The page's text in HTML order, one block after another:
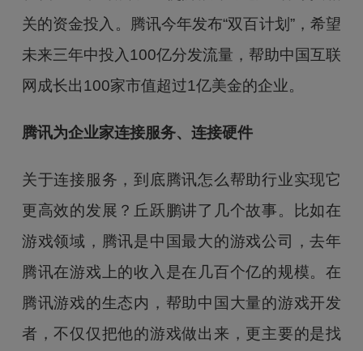
关的资金投入。腾讯今年发布“双百计划”，希望
未来三年中投入100亿分发流量，帮助中国互联
网成长出100家市值超过1亿美金的企业。
腾讯为企业家连接服务、连接硬件
关于连接服务，到底腾讯怎么帮助行业实现它
更高效的发展？丘跃鹏讲了几个故事。比如在
游戏领域，腾讯是中国最大的游戏公司，去年
腾讯在游戏上的收入是在几百个亿的规模。在
腾讯游戏的生态内，帮助中国大量的游戏开发
者，不仅仅把他的游戏做出来，更主要的是找